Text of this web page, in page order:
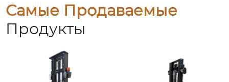
Самые Продаваемые
Продукты